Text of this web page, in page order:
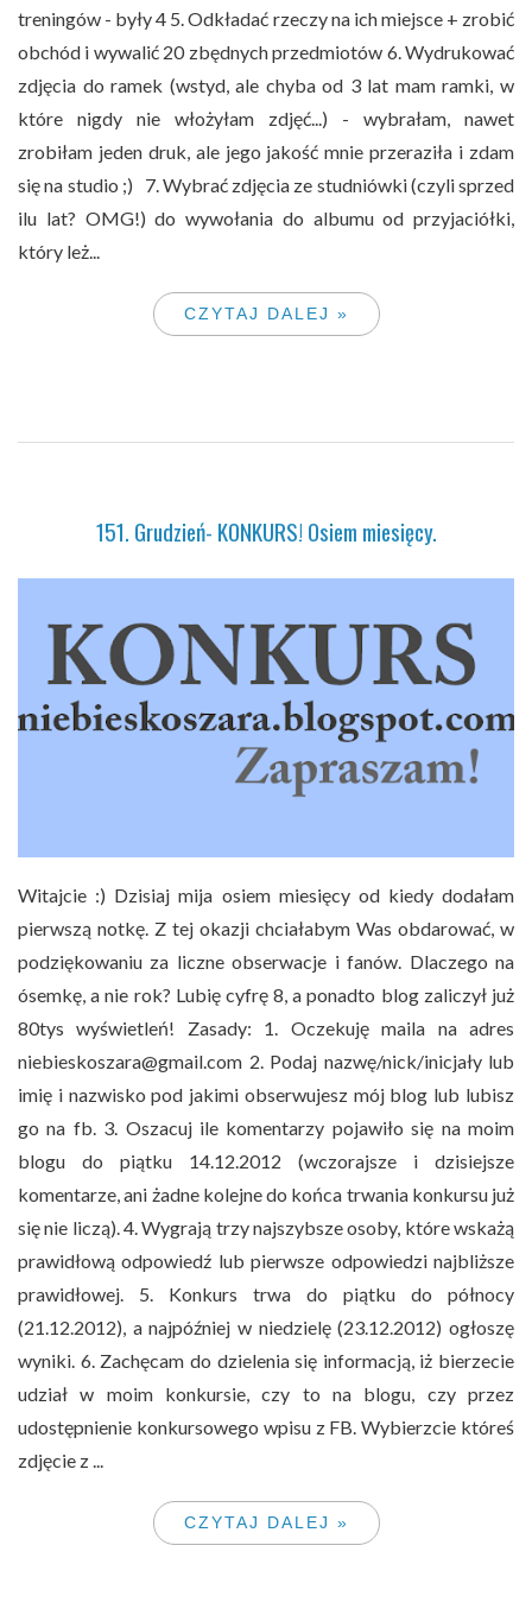
treningów - były 4 5. Odkładać rzeczy na ich miejsce + zrobić
obchód i wywalić 20 zbędnych przedmiotów 6. Wydrukować
zdjęcia do ramek (wstyd, ale chyba od 3 lat mam ramki, w
które nigdy nie włożyłam zdjęć...) - wybrałam, nawet
zrobiłam jeden druk, ale jego jakość mnie przeraziła i zdam
się na studio ;) 7. Wybrać zdjęcia ze studniówki (czyli sprzed
ilu lat? OMG!) do wywołania do albumu od przyjaciółki,
który leż...
CZYTAJ DALEJ »
151. Grudzień- KONKURS! Osiem miesięcy.
Witajcie :) Dzisiaj mija osiem miesięcy od kiedy dodałam
pierwszą notkę. Z tej okazji chciałabym Was obdarować, w
podziękowaniu za liczne obserwacje i fanów. Dlaczego na
ósemkę, a nie rok? Lubię cyfrę 8, a ponadto blog zaliczył już
80tys wyświetleń! Zasady: 1. Oczekuję maila na adres
niebieskoszara@gmail.com 2. Podaj nazwę/nick/inicjały lub
imię i nazwisko pod jakimi obserwujesz mój blog lub lubisz
go na fb. 3. Oszacuj ile komentarzy pojawiło się na moim
blogu do piątku 14.12.2012 (wczorajsze i dzisiejsze
komentarze, ani żadne kolejne do końca trwania konkursu już
się nie liczą). 4. Wygrają trzy najszybsze osoby, które wskażą
prawidłową odpowiedź lub pierwsze odpowiedzi najbliższe
prawidłowej. 5. Konkurs trwa do piątku do północy
(21.12.2012), a najpóźniej w niedzielę (23.12.2012) ogłoszę
wyniki. 6. Zachęcam do dzielenia się informacją, iż bierzecie
udział w moim konkursie, czy to na blogu, czy przez
udostępnienie konkursowego wpisu z FB. Wybierzcie któreś
zdjęcie z ...
CZYTAJ DALEJ »